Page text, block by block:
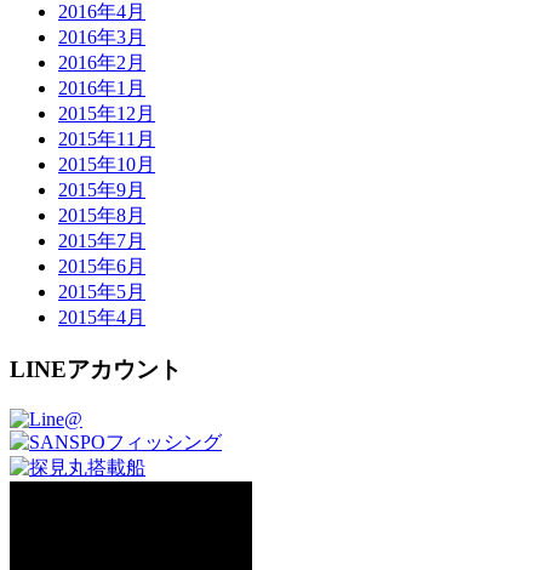
2016年4月
2016年3月
2016年2月
2016年1月
2015年12月
2015年11月
2015年10月
2015年9月
2015年8月
2015年7月
2015年6月
2015年5月
2015年4月
LINEアカウント